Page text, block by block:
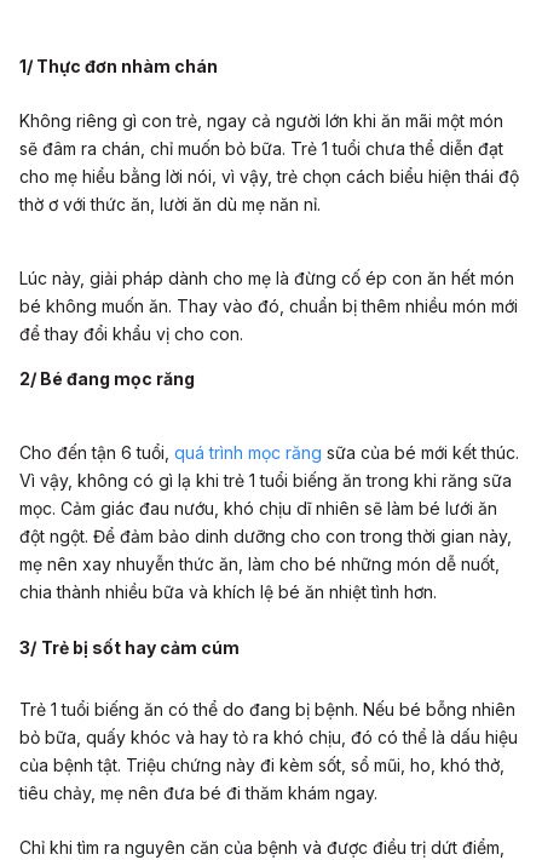
1/ Thực đơn nhàm chán
Không riêng gì con trẻ, ngay cả người lớn khi ăn mãi một món
sẽ đâm ra chán, chỉ muốn bỏ bữa. Trẻ 1 tuổi chưa thể diễn đạt
cho mẹ hiểu bằng lời nói, vì vậy, trẻ chọn cách biểu hiện thái độ
thờ ơ với thức ăn, lười ăn dù mẹ năn nỉ.
Lúc này, giải pháp dành cho mẹ là đừng cố ép con ăn hết món
bé không muốn ăn. Thay vào đó, chuẩn bị thêm nhiều món mới
để thay đổi khẩu vị cho con.
2/ Bé đang mọc răng
Cho đến tận 6 tuổi, quá trình mọc răng sữa của bé mới kết thúc.
Vì vậy, không có gì lạ khi trẻ 1 tuổi biếng ăn trong khi răng sữa
mọc. Cảm giác đau nướu, khó chịu dĩ nhiên sẽ làm bé lưới ăn
đột ngột. Để đảm bảo dinh dưỡng cho con trong thời gian này,
mẹ nên xay nhuyễn thức ăn, làm cho bé những món dễ nuốt,
chia thành nhiều bữa và khích lệ bé ăn nhiệt tình hơn.
3/ Trẻ bị sốt hay cảm cúm
Trẻ 1 tuổi biếng ăn có thể do đang bị bệnh. Nếu bé bỗng nhiên
bỏ bữa, quấy khóc và hay tỏ ra khó chịu, đó có thể là dấu hiệu
của bệnh tật. Triệu chứng này đi kèm sốt, sổ mũi, ho, khó thở,
tiêu chảy, mẹ nên đưa bé đi thăm khám ngay.
Chỉ khi tìm ra nguyên căn của bệnh và được điều trị dứt điểm,